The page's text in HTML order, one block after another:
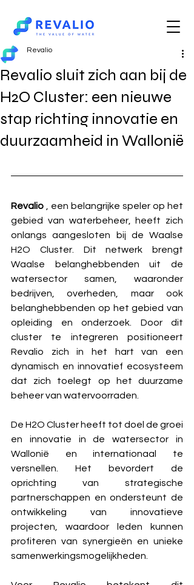
Revalio sluit zich aan bij de
H2O Cluster: een nieuwe
stap richting innovatie en
duurzaamheid in Wallonië
Revalio
Revalio
, een belangrijke speler op het
gebied van waterbeheer, heeft zich
onlangs aangesloten bij de Waalse
H2O Cluster. Dit netwerk brengt
Waalse belanghebbenden uit de
watersector samen, waaronder
bedrijven, overheden, maar ook
belanghebbenden op het gebied van
opleiding en onderzoek. Door dit
cluster te integreren positioneert
Revalio zich in het hart van een
dynamisch en innovatief ecosysteem
dat zich toelegt op het duurzame
beheer van watervoorraden.
De H2O Cluster heeft tot doel de groei
en innovatie in de watersector in
Wallonië en internationaal te
versnellen. Het bevordert de
oprichting van strategische
partnerschappen en ondersteunt de
ontwikkeling van innovatieve
projecten, waardoor leden kunnen
profiteren van synergieën en unieke
samenwerkingsmogelijkheden.